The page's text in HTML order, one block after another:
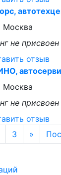
Москва
не присвоен
отзыв
Москва
не присвоен
отзыв
3 »